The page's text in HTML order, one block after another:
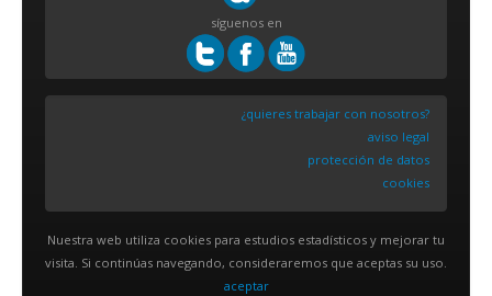
síguenos en
¿quieres trabajar con nosotros?
aviso legal
protección de datos
cookies
Nuestra web utiliza cookies para estudios estadísticos y mejorar tu
visita. Si continúas navegando, consideraremos que aceptas su uso.
aceptar